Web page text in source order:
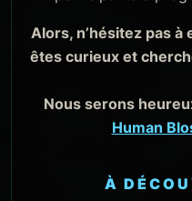
Alors, n’hésitez pas à
êtes curieux et
Nous serons
Human
À